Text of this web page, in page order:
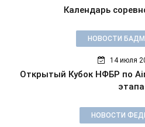
Календарь
НОВОСТИ
14 июля
Открытый Кубок НФБР по
этапа
НОВОСТИ